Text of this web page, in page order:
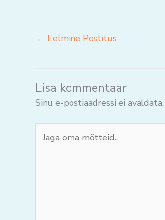
← Eelmine Postitus
Lisa kommentaar
Sinu e-postiaadressi ei avaldata.
oma